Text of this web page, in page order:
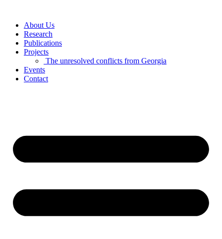
contentAbout Us
Research
Publications
Projects
The unresolved conflicts from Georgia
Events
Contact